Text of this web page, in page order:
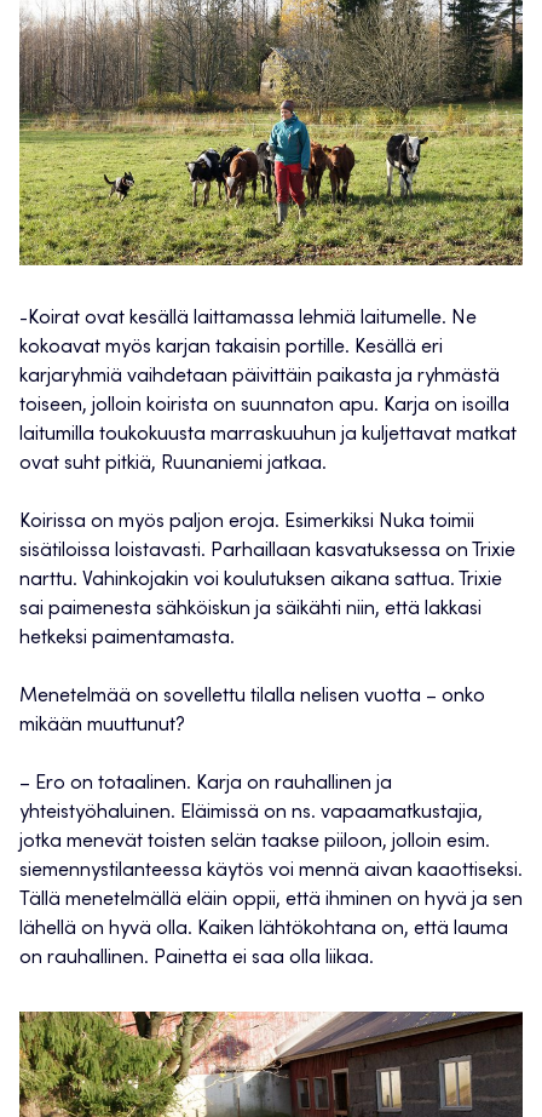
-Koirat ovat kesällä laittamassa lehmiä laitumelle. Ne
kokoavat myös karjan takaisin portille. Kesällä eri
karjaryhmiä vaihdetaan päivittäin paikasta ja ryhmästä
toiseen, jolloin koirista on suunnaton apu. Karja on isoilla
laitumilla toukokuusta marraskuuhun ja kuljettavat matkat
ovat suht pitkiä, Ruunaniemi jatkaa.
Koirissa on myös paljon eroja. Esimerkiksi Nuka toimii
sisätiloissa loistavasti. Parhaillaan kasvatuksessa on Trixie
narttu. Vahinkojakin voi koulutuksen aikana sattua. Trixie
sai paimenesta sähköiskun ja säikähti niin, että lakkasi
hetkeksi paimentamasta.
Menetelmää on sovellettu tilalla nelisen vuotta – onko
mikään muuttunut?
– Ero on totaalinen. Karja on rauhallinen ja
yhteistyöhaluinen. Eläimissä on ns. vapaamatkustajia,
jotka menevät toisten selän taakse piiloon, jolloin esim.
siemennystilanteessa käytös voi mennä aivan kaaottiseksi.
Tällä menetelmällä eläin oppii, että ihminen on hyvä ja sen
lähellä on hyvä olla. Kaiken lähtökohtana on, että lauma
on rauhallinen. Painetta ei saa olla liikaa.